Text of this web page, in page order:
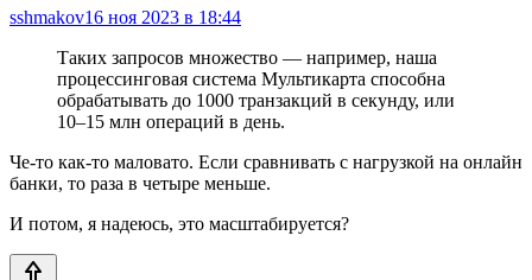
sshmakov16 ноя 2023 в 18:44
Таких запросов множество — например, наша
процессинговая система Мультикарта способна
обрабатывать до 1000 транзакций в секунду, или
10–15 млн операций в день.
Че-то как-то маловато. Если сравнивать с нагрузкой на онлайн
банки, то раза в четыре меньше.
И потом, я надеюсь, это масштабируется?